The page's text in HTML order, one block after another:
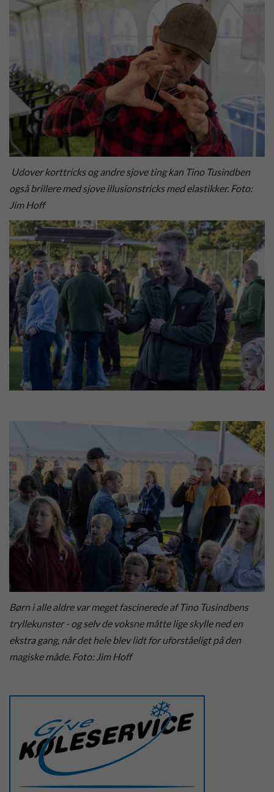
Udover korttricks og andre sjove ting kan Tino Tusindben
også brillere med sjove illusionstricks med elastikker. Foto:
Jim Hoff
Børn i alle aldre var meget fascinerede af Tino Tusindbens
tryllekunster - og selv de voksne måtte lige skylle ned en
ekstra gang, når det hele blev lidt for uforståeligt på den
magiske måde. Foto: Jim Hoff